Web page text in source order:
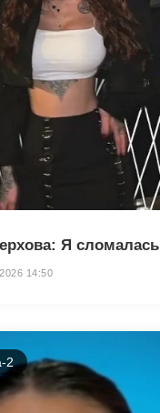
Я сломалась
14:50
2